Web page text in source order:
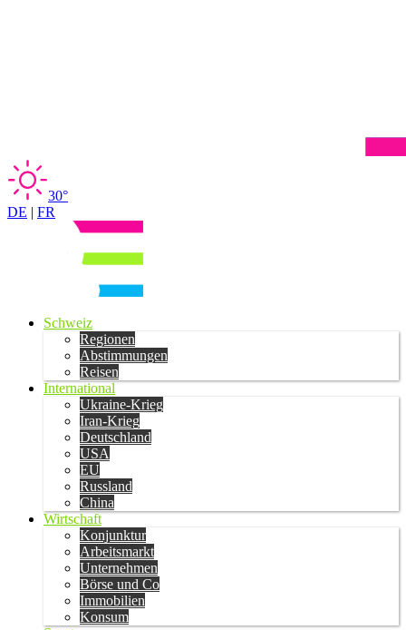
30°
DE | FR
Schweiz
Regionen
Abstimmungen
Reisen
International
Ukraine-Krieg
Iran-Krieg
Deutschland
USA
EU
Russland
China
Wirtschaft
Konjunktur
Arbeitsmarkt
Unternehmen
Börse und Co
Immobilien
Konsum